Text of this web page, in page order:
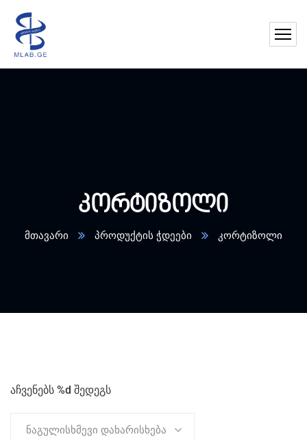
კორტიზოლი
მთავარი პროდუქტის ჭდეები კორტიზოლი
აჩვენებს %d შედეგს
ნაგულისხმევი დახარისხება